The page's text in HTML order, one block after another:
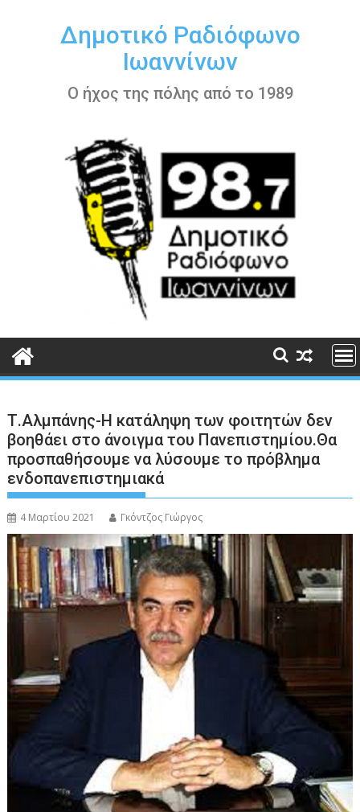
περιεχόμενοΔημοτικό Ραδιόφωνο
Ιωαννίνων
Ο ήχος της πόλης από το 1989
Τ.Αλμπάνης-Η κατάληψη των φοιτητών δεν
βοηθάει στο άνοιγμα του Πανεπιστημίου.Θα
προσπαθήσουμε να λύσουμε το πρόβλημα
ενδοπανεπιστημιακά
4 Μαρτίου 2021 Γκόντζος Γιώργος